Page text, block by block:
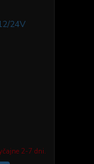
2-7 dni.